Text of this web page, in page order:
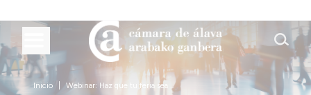
Inicio Webinar: Haz que tu feria sea ...